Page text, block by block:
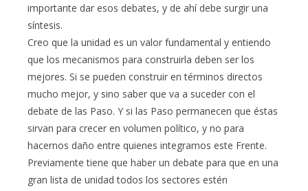
importante dar esos debates, y de ahí debe surgir una
síntesis.
Creo que la unidad es un valor fundamental y entiendo
que los mecanismos para construirla deben ser los
mejores. Si se pueden construir en términos directos
mucho mejor, y sino saber que va a suceder con el
debate de las Paso. Y si las Paso permanecen que éstas
sirvan para crecer en volumen político, y no para
hacernos daño entre quienes integramos este Frente.
Previamente tiene que haber un debate para que en una
gran lista de unidad todos los sectores estén